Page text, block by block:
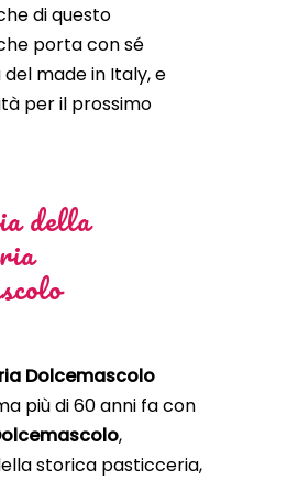
di questo
porta con sé
del made in Italy, e
per il prossimo
della
Dolcemascolo
più di 60 anni fa con
,
storica pasticceria,